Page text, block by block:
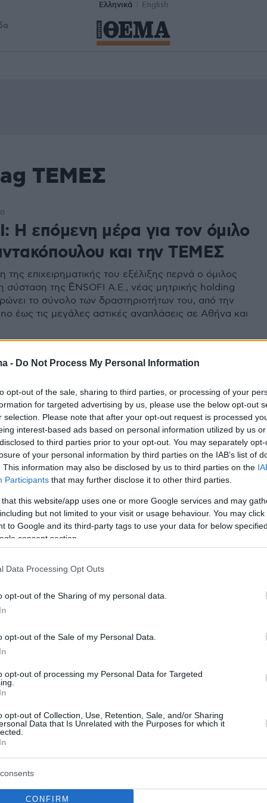
- Do Not Process My Personal Information
opt-out of the sale, sharing to third parties, or processing of your
for targeted advertising by us, please use the below opt-out
selection. Please note that after your opt-out request is processed
interest-based ads based on personal information utilized by us
to third parties prior to your opt-out. You may separately
of your personal information by third parties on the IAB’s list of
This information may also be disclosed by us to third parties on the
Participants that may further disclose it to other third parties.
that this website/app uses one or more Google services and may
but not limited to your visit or usage behaviour. You may
to Google and its third-party tags to use your data for below
consent section.
Data Processing Opt Outs
opt-out of the Sharing of my personal data.
opt-out of the Sale of my Personal Data.
opt-out of processing my Personal Data for Targeted
opt-out of Collection, Use, Retention, Sale, and/or Sharing
Data that Is Unrelated with the Purposes for which it
CONFIRM
Ελληνικά English
ΤΕΜΕΣ
Η επόμενη μέρα για τον όμιλο
και την ΤΕΜΕΣ
της επιχειρηματικής του εξέλιξης περνά ο όμιλος
σύσταση της ĒNSOFI Α.Ε., νέας μητρικής holding
το σύνολο των δραστηριοτήτων του, από την
έως τις μεγάλες αστικές αναπλάσεις σε Αθήνα και
The Illisian γίνεται ĒNSOFI
της εταιρικής δομής, στην νέα μητρική εταιρεία
εντάσσεται το σύνολο του χαρτοφυλακίου και των
της ΤΕΜΕΣ - Πρόεδρος ο Αχ.
CEO ο Farsin Walizadeh
πούλησαν το Hilton
απ' ό,τι το αγόρασαν
κατέχει το ξενοδοχείο Costa Navarino συμφώνησε
51% το ποσοστό συμμετοχής της στο Hilton - Το
η τουρκική D Hospitality B.V. που θέλησε να
τη συμμετοχή της για να βελτιώσει τη
της θέση
41